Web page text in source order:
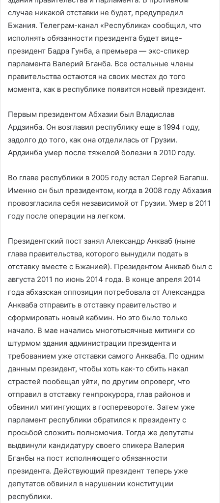
случае никакой отставки не будет, предупредил
Бжания. Телеграм-канал «Республика» сообщил, что
исполнять обязанности президента будет вице-
президент Бадра Гунба, а премьера — экс-спикер
парламента Валерий Бганба. Все остальные члены
правительства остаются на своих местах до того
момента, как в республике появится новый президент.
Первым президентом Абхазии был Владислав
Ардзинба. Он возглавил республику еще в 1994 году,
задолго до того, как она отделилась от Грузии.
Ардзинба умер после тяжелой болезни в 2010 году.
Во главе республики в 2005 году встал Сергей Багапш.
Именно он был президентом, когда в 2008 году Абхазия
провозгласила себя независимой от Грузии. Умер в 2011
году после операции на легком.
Президентский пост занял Александр Анкваб (ныне
глава правительства, которого вынудили подать в
отставку вместе с Бжанией). Президентом Анкваб был с
августа 2011 по июнь 2014 года. В конце апреля 2014
года абхазская оппозиция потребовала от Александра
Анкваба отправить в отставку правительство и
сформировать новый кабмин. Но это было только
начало. В мае начались многотысячные митинги со
штурмом здания администрации президента и
требованием уже отставки самого Анкваба. По одним
данным президент, чтобы хоть как-то сбить накал
страстей пообещал уйти, по другим опроверг, что
отправил в отставку генпрокурора, глав районов и
обвинил митингующих в госперевороте. Затем уже
парламент республики обратился к президенту с
просьбой сложить полномочия. Тогда же депутаты
выдвинули кандидатуру своего спикера Валерия
Бганбы на пост исполняющего обязанности
президента. Действующий президент теперь уже
депутатов обвинил в нарушении конституции
республики.